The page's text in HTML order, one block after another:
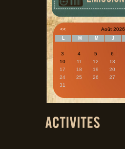
<< Août 2026
L M M J
3
4 5 6
10
11 12 13
17
18 19 20
24
25 26 27
31